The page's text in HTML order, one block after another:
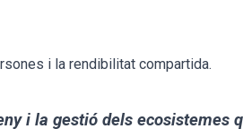
i la rendibilitat compartida.
i la gestió dels ecosistemes